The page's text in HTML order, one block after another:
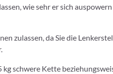
wie sehr er sich
zulassen, da Sie die
schwere Kette